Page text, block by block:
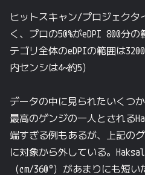
ヒットスキャン/プロジェクタ
く、プロの50%がeDPI 800分
テゴリ全体のeDPIの範囲は
内センシは4~約5）
データの中に見られたいくつ
最高のゲンジの一人とされる
端すぎる例もあるが、上記の
に対象から外している。
（cm/360°）があまりにも短